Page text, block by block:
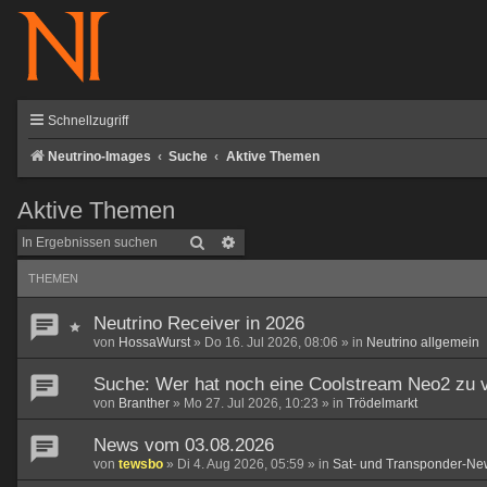
Schnellzugriff
Neutrino-Images Suche Aktive Themen
Aktive Themen
Suche
THEMEN
Neutrino Receiver in 2026
von HossaWurst» Do 16. Jul 2026, 08:06 » in Neutrino allgemein
Suche: Wer hat noch eine Coolstream Neo2 zu
von Branther » Mo 27. Jul 2026, 10:23 » in Trödelmarkt
News vom 03.08.2026
von tewsbo » Di 4. Aug 2026, 05:59 » in Sat- und Transponder-